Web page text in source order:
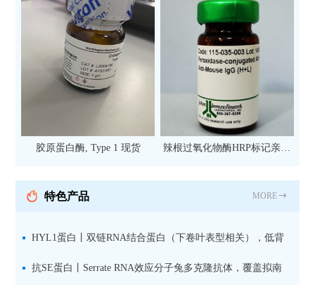
胶原蛋白酶, Type 1 现货
辣根过氧化物酶HRP标记亲和
抗 现货
特色产品 MORE
HYL1蛋白丨双链RNA结合蛋白（下卷叶表型相关），低背
景高信噪比，数据呈现更清晰
抗SE蛋白丨Serrate RNA效应分子兔多克隆抗体，覆盖拟南